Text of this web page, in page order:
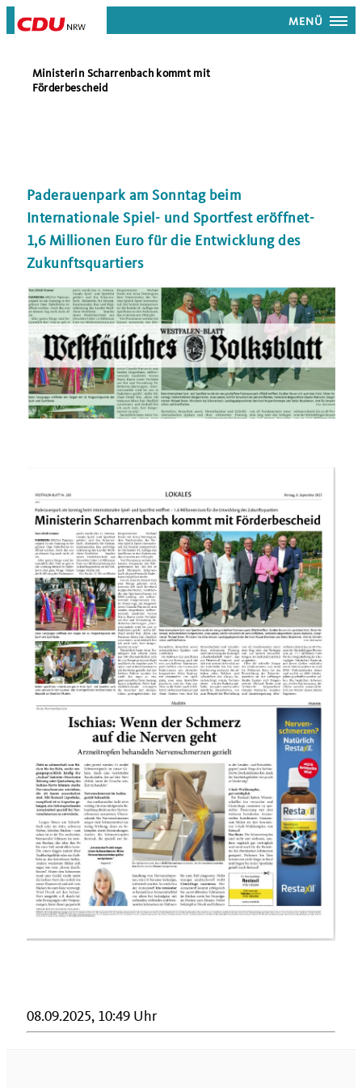
MENÜ
Ministerin Scharrenbach kommt mit
Förderbescheid
Paderauenpark am Sonntag beim
Internationale Spiel- und Sportfest eröffnet-
1,6 Millionen Euro für die Entwicklung des
Zukunftsquartiers
08.09.2025, 10:49 Uhr